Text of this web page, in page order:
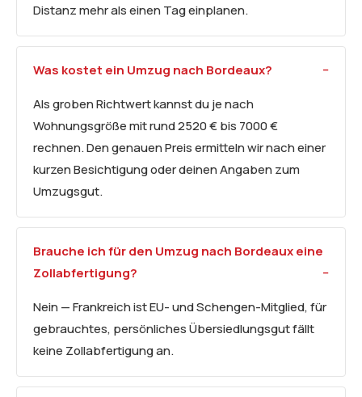
Distanz mehr als einen Tag einplanen.
Was kostet ein Umzug nach Bordeaux?
Als groben Richtwert kannst du je nach
Wohnungsgröße mit rund 2520 € bis 7000 €
rechnen. Den genauen Preis ermitteln wir nach einer
kurzen Besichtigung oder deinen Angaben zum
Umzugsgut.
Brauche ich für den Umzug nach Bordeaux eine
Zollabfertigung?
Nein — Frankreich ist EU- und Schengen-Mitglied, für
gebrauchtes, persönliches Übersiedlungsgut fällt
keine Zollabfertigung an.